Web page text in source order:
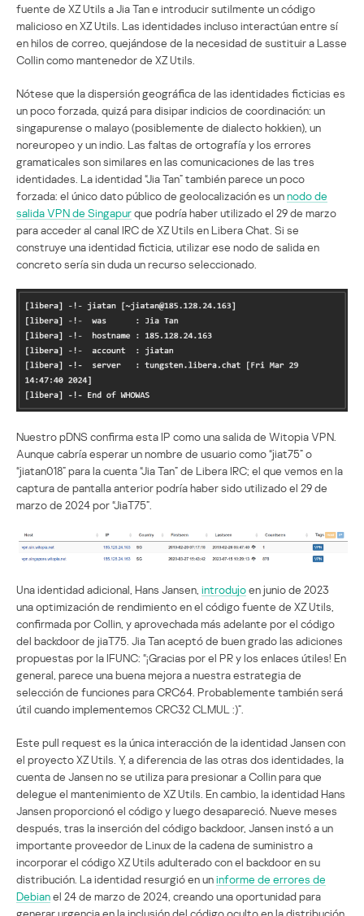
fuente de XZ Utils a Jia Tan e introducir sutilmente un código
malicioso en XZ Utils. Las identidades incluso interactúan entre sí
en hilos de correo, quejándose de la necesidad de sustituir a Lasse
Collin como mantenedor de XZ Utils.
Nótese que la dispersión geográfica de las identidades ficticias es
un poco forzada, quizá para disipar indicios de coordinación: un
singapurense o malayo (posiblemente de dialecto hokkien), un
noreuropeo y un indio. Las faltas de ortografía y los errores
gramaticales son similares en las comunicaciones de las tres
identidades. La identidad “Jia Tan” también parece un poco
forzada: el único dato público de geolocalización es unnodo de
salida VPN de Singapurque podría haber utilizado el 29 de marzo
para acceder al canal IRC de XZ Utils en Libera Chat. Si se
construye una identidad ficticia, utilizar ese nodo de salida en
concreto sería sin duda un recurso seleccionado.
Nuestro pDNS confirma esta IP como una salida de Witopia VPN.
Aunque cabría esperar un nombre de usuario como “jiat75” o
“jiatan018” para la cuenta “Jia Tan” de Libera IRC; el que vemos en la
captura de pantalla anterior podría haber sido utilizado el 29 de
marzo de 2024 por “JiaT75”.
Una identidad adicional, Hans Jansen, introdujoen junio de 2023
una optimización de rendimiento en el código fuente de XZ Utils,
confirmada por Collin, y aprovechada más adelante por el código
del backdoor de jiaT75. Jia Tan aceptó de buen grado las adiciones
propuestas por la IFUNC: “¡Gracias por el PR y los enlaces útiles! En
general, parece una buena mejora a nuestra estrategia de
selección de funciones para CRC64. Probablemente también será
útil cuando implementemos CRC32 CLMUL :)”.
Este pull request es la única interacción de la identidad Jansen con
el proyecto XZ Utils. Y, a diferencia de las otras dos identidades, la
cuenta de Jansen no se utiliza para presionar a Collin para que
delegue el mantenimiento de XZ Utils. En cambio, la identidad Hans
Jansen proporcionó el código y luego desapareció. Nueve meses
después, tras la inserción del código backdoor, Jansen instó a un
importante proveedor de Linux de la cadena de suministro a
incorporar el código XZ Utils adulterado con el backdoor en su
distribución. La identidad resurgió en uninforme de errores de
Debianel 24 de marzo de 2024, creando una oportunidad para
generar urgencia en la inclusión del código oculto en la distribución